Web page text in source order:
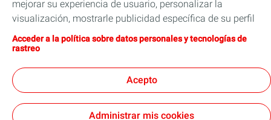
Nuestras ofertas ecologicas
Nuestros compromisos de HSEQ
mejorar su experiencia de usuario, personalizar la
visualización, mostrarle publicidad específica de su perfil
en este sitio y en nuestros sitios asociados, y permitirle
compartir nuestro contenido en las redes sociales. Puede
momento haciendo clic en el botón «Gérer mes cookies»
(Gestionar cookies). Al hacer clic en el botón «J’accepte»
(Aceptar), nos autoriza a depositar la totalidad de las
Acceder a la política sobre datos personales y tecnologías de
rastreo
Acepto
Administrar mis cookies